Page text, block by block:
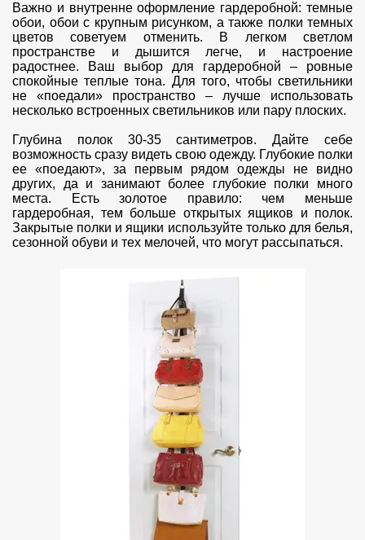
Важно и внутренне оформление гардеробной: темные
обои, обои с крупным рисунком, а также полки темных
цветов советуем отменить. В легком светлом
пространстве и дышится легче, и настроение
радостнее. Ваш выбор для гардеробной – ровные
спокойные теплые тона. Для того, чтобы светильники
не «поедали» пространство – лучше использовать
несколько встроенных светильников или пару плоских.
Глубина полок 30-35 сантиметров. Дайте себе
возможность сразу видеть свою одежду. Глубокие полки
ее «поедают», за первым рядом одежды не видно
других, да и занимают более глубокие полки много
места. Есть золотое правило: чем меньше
гардеробная, тем больше открытых ящиков и полок.
Закрытые полки и ящики используйте только для белья,
сезонной обуви и тех мелочей, что могут рассыпаться.